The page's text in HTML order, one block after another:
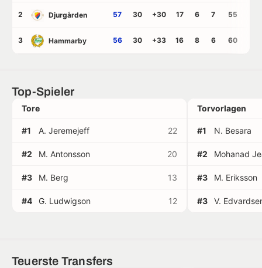
2 Djurgården 57 30 +30 17 6 7 55
3 Hammarby 56 30 +33 16 8 6 60
Top-Spieler
Tore
#1 A. Jeremejeff 22
#2 M. Antonsson 20
#3 M. Berg 13
#4 G. Ludwigson 12
Torvorlagen
#1 N. Besara
#2 Mohanad
#3 M. Eriksson
#3 V.
Teuerste Transfers